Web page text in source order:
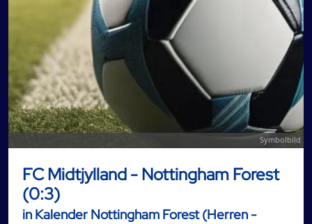
Symbolbild
FC Midtjylland - Nottingham Forest
(0:3)
in Kalender Nottingham Forest (Herren -